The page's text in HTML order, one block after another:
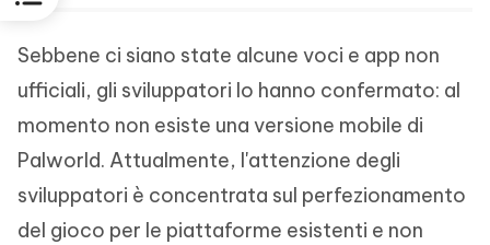
Sebbene ci siano state alcune voci e app non
ufficiali, gli sviluppatori lo hanno confermato: al
momento non esiste una versione mobile di
Palworld. Attualmente, l'attenzione degli
sviluppatori è concentrata sul perfezionamento
del gioco per le piattaforme esistenti e non